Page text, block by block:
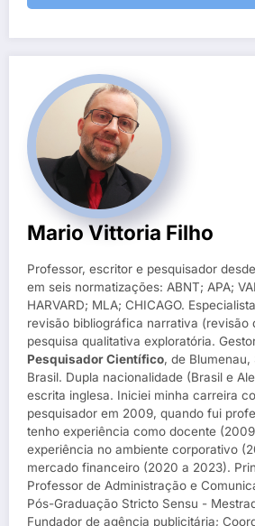
Mario Vittoria Filho
Professor, escritor e pesquisador
em seis normatizações: ABNT; APA;
HARVARD; MLA; CHICAGO.
revisão bibliográfica narrativa (revisão
pesquisa qualitativa exploratória.
Pesquisador Científico, de Blumenau,
Brasil. Dupla nacionalidade (Brasil e
escrita inglesa. Iniciei minha carreira
pesquisador em 2009, quando fui
tenho experiência como docente
experiência no ambiente corporativo
mercado financeiro (2020 a 2023).
Professor de Administração e
Pós-Graduação Stricto Sensu -
Fundador de agência publicitária;